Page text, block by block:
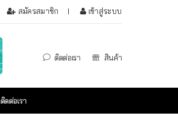
สมัครสมาชิก เข้าสู่ระบบ
ติดต่อเรา สินค้า
ติดต่อเรา